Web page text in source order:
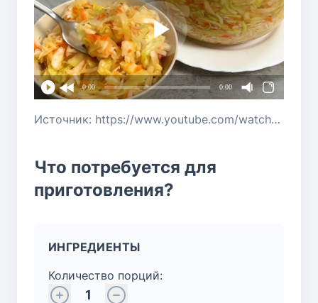
0:00 0:00
Источник: https://www.youtube.com/watch?v=AEaar30BHDI&list=PLUgSjz8Ksbix8tQ5rh38cJRBIbWwjWG2y&index=74
Что потребуется для
приготовления?
ИНГРЕДИЕНТЫ
Количество порций:
1